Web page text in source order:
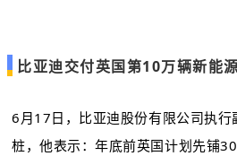
比亚迪交付英国第10万辆新能
6月17日，比亚迪股份有限公司执
桩，他表示：年底前英国计划先铺